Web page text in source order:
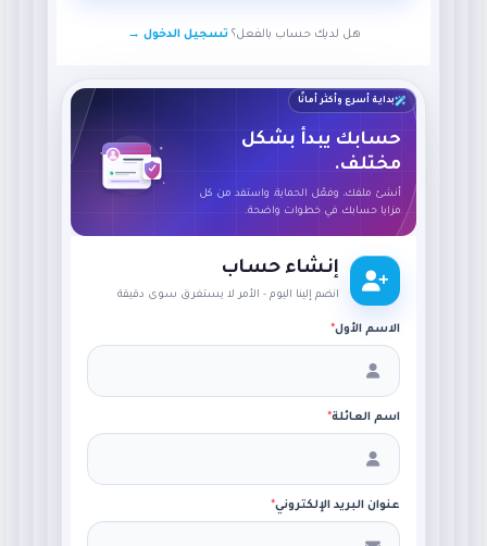
هل لديك حساب بالفعل؟تسجيل الدخول →
بداية أسرع وأكثر أمانًا
حسابك يبدأ بشكل
مختلف.
أنشئ ملفك، وفعّل الحماية، واستفد من كل
مزايا حسابك في خطوات واضحة.
إنشاء حساب
انضم إلينا اليوم - الأمر لا يستغرق سوى دقيقة
الاسم الأول*
اسم العائلة*
عنوان البريد الإلكتروني*